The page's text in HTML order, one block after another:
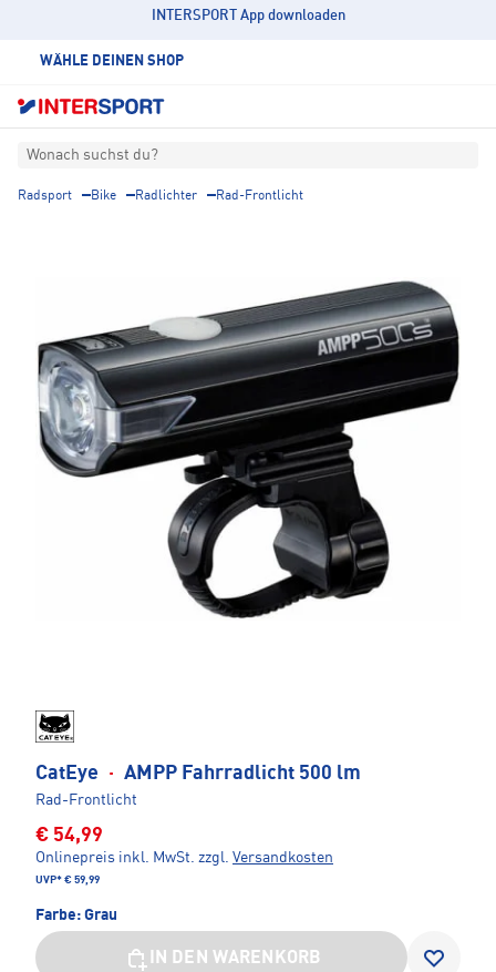
INTERSPORT App downloaden
WÄHLE DEINEN SHOP
Wonach suchst du?
Radsport Bike Radlichter Rad-Frontlicht
CatEye · AMPP Fahrradlicht 500 lm
Rad-Frontlicht
€ 54,99
Onlinepreis inkl. MwSt. zzgl. Versandkosten
UVP* € 59,99
Farbe: Grau
IN DEN WARENKORB